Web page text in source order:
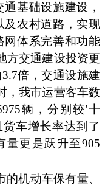
基础设施建设，
及农村道路，实现
网体系完善和功能
方交通建设投资更
倍，交通设施建
，我市运营客车数
辆，分别较'十
车增长率达到了
量更是跃升至905
机动车保有量、